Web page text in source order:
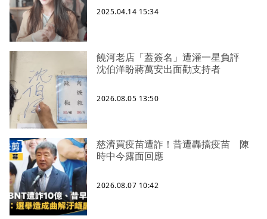
2025.04.14 15:34
饒河老店「蓋簽名」遭灌一星負評
沈伯洋盼蔣萬安出面勸支持者
2026.08.05 13:50
慈濟買疫苗遭詐！昔遭轟擋疫苗 陳
時中今露面回應
2026.08.07 10:42